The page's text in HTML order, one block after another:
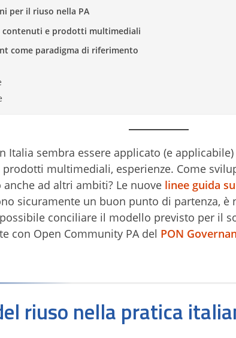
per il riuso nella PA
contenuti e prodotti multimediali
come paradigma di riferimento
Italia sembra essere applicato (e
prodotti multimediali, esperienze. Come
ad altri ambiti? Le nuove linee guida
sicuramente un buon punto di partenza, è
conciliare il modello previsto per il
con Open Community PA del PON
riuso nella pratica